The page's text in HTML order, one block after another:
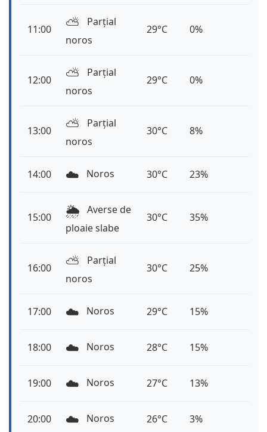
11:00 ⛅️
Parțial
noros
29°C 0%
12:00 ⛅️
Parțial
noros
29°C 0%
13:00 ⛅️
Parțial
noros
30°C 8%
14:00 ☁️ Noros 30°C 23%
15:00 🌦️ Averse de
ploaie slabe
30°C 35%
16:00 ⛅️
Parțial
noros
30°C 25%
17:00 ☁️ Noros 29°C 15%
18:00 ☁️ Noros 28°C 15%
19:00 ☁️ Noros 27°C 13%
20:00 ☁️ Noros 26°C 3%